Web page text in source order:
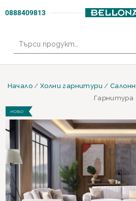
0888409813
за:
Начало/Холни гарнитури/
Гарнитура
НОВО